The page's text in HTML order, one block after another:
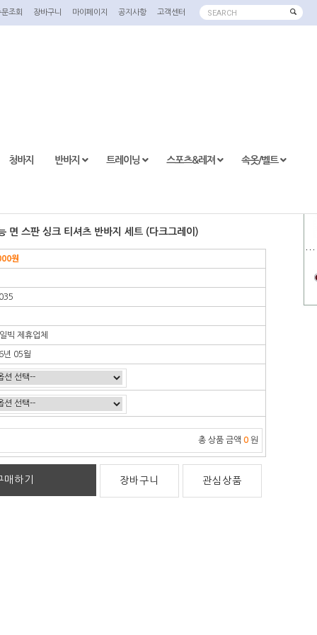
SEARCH
문조회 장바구니 마이페이지 공지사항 고객센터
청바지 반바지 트레이닝 스포츠&레져 속옷/벨트
면 스판 싱크 티셔츠 반바지 세트 (다크그레이)
원
빅 제휴업체
년 05월
총 상품 금액 0 원
매하기 장바구니 관심상품